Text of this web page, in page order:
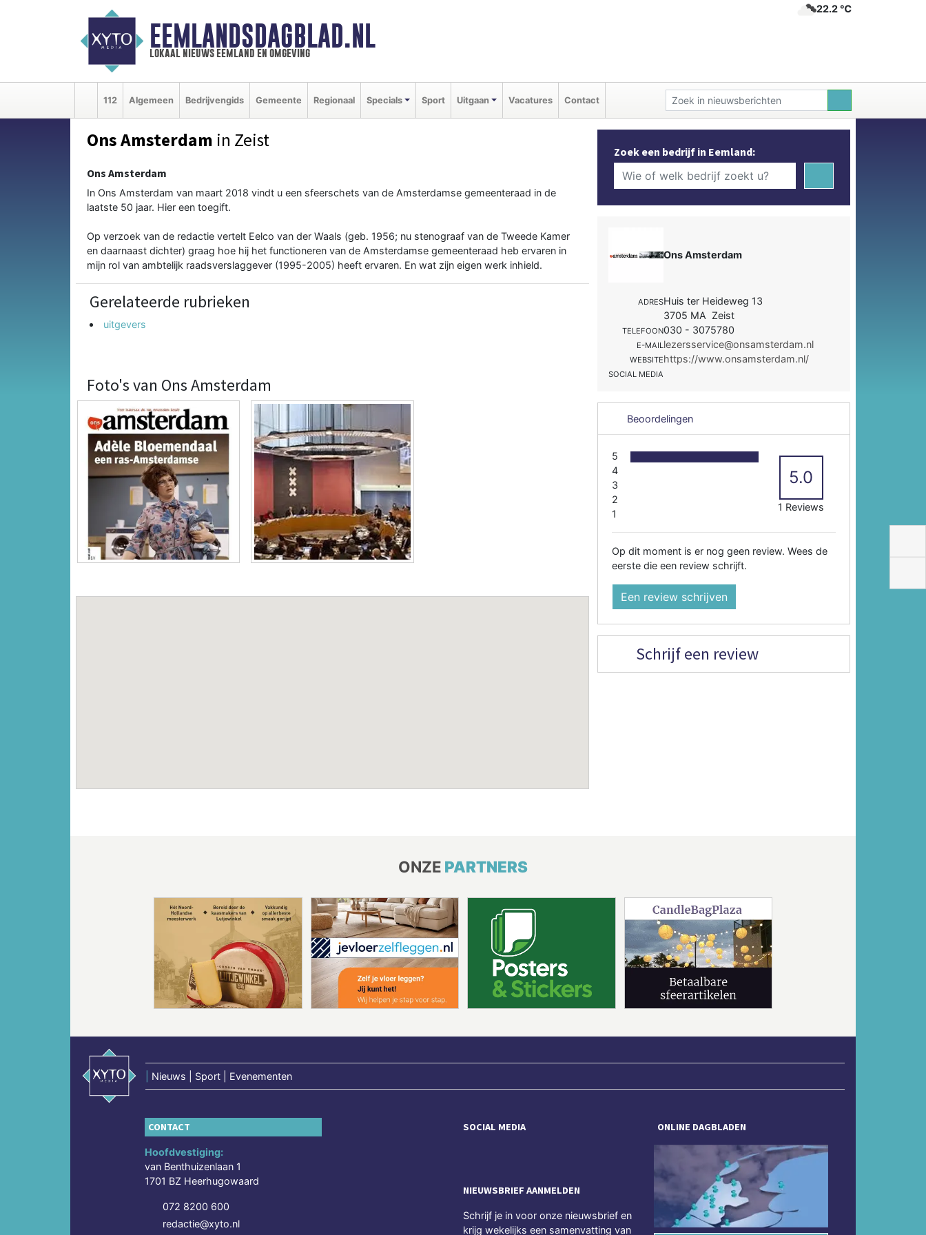
EEMLANDSDAGBLAD.NL
lokaal nieuws eemland en omgeving
22.2 ℃
112 Algemeen Bedrijvengids Gemeente Regionaal Specials Sport Uitgaan Vacatures Contact
Ons Amsterdam in Zeist
Ons Amsterdam
In Ons Amsterdam van maart 2018 vindt u een sfeerschets van de Amsterdamse gemeenteraad in de
laatste 50 jaar. Hier een toegift.
Op verzoek van de redactie vertelt Eelco van der Waals (geb. 1956; nu stenograaf van de Tweede Kamer
en daarnaast dichter) graag hoe hij het functioneren van de Amsterdamse gemeenteraad heb ervaren in
mijn rol van ambtelijk raadsverslaggever (1995-2005) heeft ervaren. En wat zijn eigen werk inhield.
Gerelateerde rubrieken
uitgevers
Foto's van Ons Amsterdam
Zoek een bedrijf in Eemland:
Ons Amsterdam
ADRESHuis ter Heideweg 13
3705 MA Zeist
TELEFOON030 - 3075780
E-MAILlezersservice@onsamsterdam.nl
WEBSITEhttps://www.onsamsterdam.nl/
SOCIAL MEDIA
Beoordelingen
5
4
3
2
1
5.0
1 Reviews
Op dit moment is er nog geen review. Wees de
eerste die een review schrijft.
Een review schrijven
Schrijf een review
ONZE PARTNERS
Nieuws | Sport | Evenementen
CONTACT
Hoofdvestiging:
van Benthuizenlaan 1
1701 BZ Heerhugowaard
072 8200 600
redactie@xyto.nl
SOCIAL MEDIA
NIEUWSBRIEF AANMELDEN
Schrijf je in voor onze nieuwsbrief en
krijg wekelijks een samenvatting van
ONLINE DAGBLADEN